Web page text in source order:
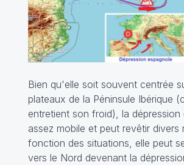
Bien qu'elle soit souvent centrée
plateaux de la Péninsule Ibérique
entretient son froid), la dépression
assez mobile et peut revêtir divers
fonction des situations, elle peut
vers le Nord devenant la